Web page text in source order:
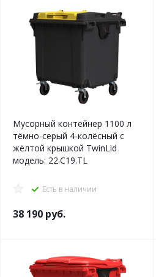
Мусорный контейнер 1100 л
тёмно-серый 4-колёсный с
жёлтой крышкой TwinLid
модель: 22.C19.TL
Есть в наличии
38 190 руб.